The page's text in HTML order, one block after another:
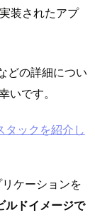
装されたアプ
どの詳細につい
です。
タックを紹介し
ケーションを
ドイメージで